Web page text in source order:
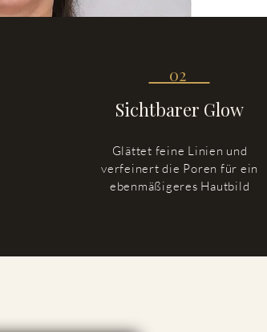
02
Sichtbarer Glow
Glättet feine Linien und
verfeinert die Poren für ein
ebenmäßigeres Hautbild